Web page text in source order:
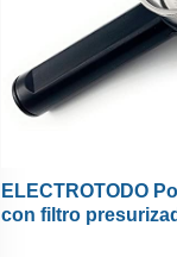
ELECTROTODO
con filtro